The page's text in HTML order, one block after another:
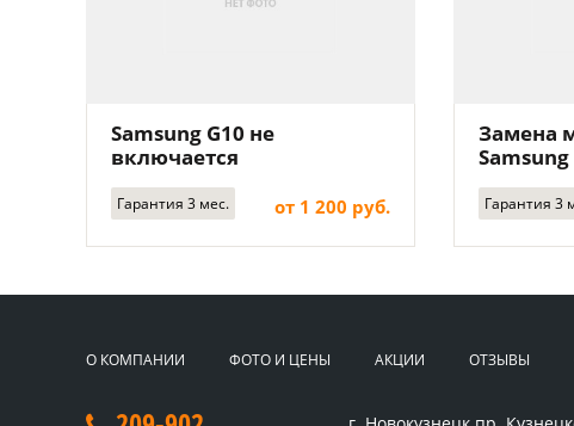
Samsung G10 не
включается
Гарантия 3 мес. от 1 200 руб.
Замена
Samsung
Гарантия 3
О КОМПАНИИ ФОТО И ЦЕНЫ АКЦИИ ОТЗЫВЫ